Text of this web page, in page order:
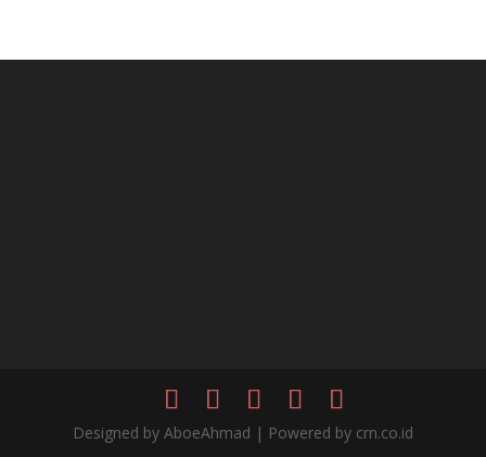
Designed by AboeAhmad | Powered by crn.co.id